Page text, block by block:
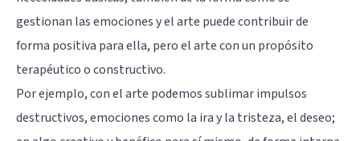
gestionan las emociones y el arte puede contribuir de
forma positiva para ella, pero el arte con un propósito
terapéutico o constructivo.
Por ejemplo, con el arte podemos sublimar impulsos
destructivos, emociones como la ira y la tristeza, el deseo;